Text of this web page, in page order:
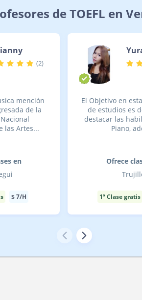
de TOEFL en
(2)
mención
de la
las Artes...
en
$7/H
El Objetivo en
de estudios es
destacar las
Piano,
Ofrece
1ª Clase gratis